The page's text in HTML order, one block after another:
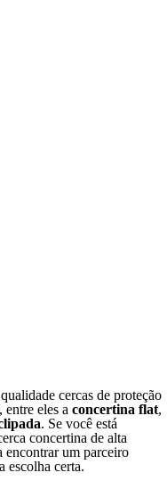
cercas de proteção
eles a concertina flat,
. Se você está
concertina de alta
encontrar um parceiro
escolha certa.